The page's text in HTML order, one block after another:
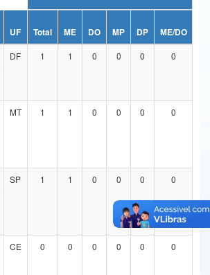
Inovações e Comunicações
Regional
e dos Direitos Humanos
UF Total ME DO MP DP ME/DO
DF 1 1 0 0 0 0
MT 1 1 0 0 0 0
SP 1 1 0 0 0 0
CE 0 0 0 0 0 0